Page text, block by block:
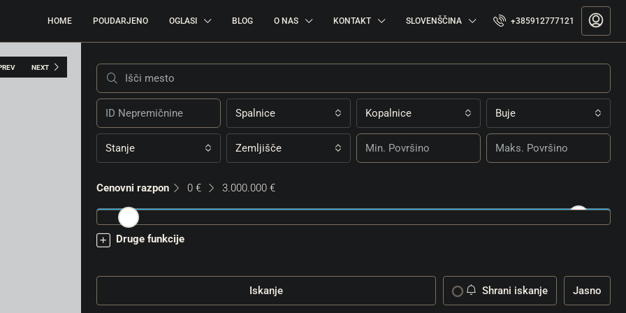
HOME POUDARJENO OGLASI BLOG O NAS KONTAKT SLOVENŠČINA +385912777121
NEXT
Spalnice Kopalnice Buje
Stanje Zemljišče
Cenovni razpon 0 € 3.000.000 €
Druge funkcije
Iskanje Shrani iskanje Jasno